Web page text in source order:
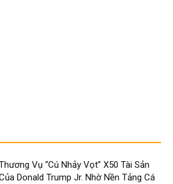
Vụ “Cú Nhảy Vọt” X50 Tài Sản
Donald Trump Jr. Nhờ Nền Tảng Cá